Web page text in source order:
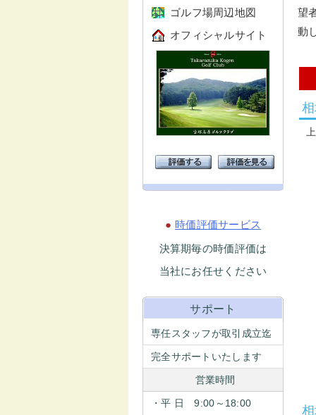
ゴルフ場周辺地図
オフィシャルサイト
● 時価評価サービス
決算期毎の時価評価は
当社にお任せください
サポート
専任スタッフが取引成立迄
完全サポートいたします
営業時間
・平 日 9:00～18:00
望
動